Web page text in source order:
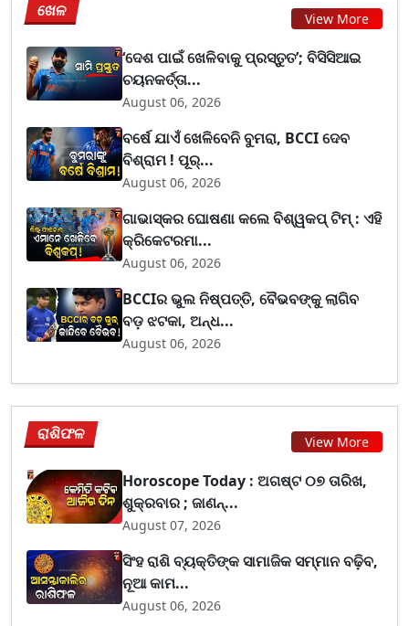
ଖେଳ View More
‘ଦେଶ ପାଇଁ ଖେଳିବାକୁ ପ୍ରସ୍ତୁତ’; ବିସିସିଆଇ
ଚୟନକର୍ତ୍ତା...
August 06, 2026
ବର୍ଷେ ଯାଏଁ ଖେଳିବେନି ବୁମରା, BCCI ଦେବ
ବିଶ୍ରାମ ! ପୂର୍...
August 06, 2026
ଗାଭାସ୍କର ଘୋଷଣା କଲେ ବିଶ୍ୱକପ୍ ଟିମ୍ : ଏହି
କ୍ରିକେଟରମା...
August 06, 2026
BCCIର ଭୁଲ ନିଷ୍ପତ୍ତି, ବୈଭବଙ୍କୁ ଲାଗିବ
ବଡ଼ ଝଟକା, ଅନ୍ଧ...
August 06, 2026
ରାଶିଫଳ View More
Horoscope Today : ଅଗଷ୍ଟ ୦୭ ତାରିଖ,
ଶୁକ୍ରବାର ; ଜାଣନ୍...
August 07, 2026
ସିଂହ ରାଶି ବ୍ୟକ୍ତିଙ୍କ ସାମାଜିକ ସମ୍ମାନ ବଢ଼ିବ,
ନୂଆ କାମ...
August 06, 2026